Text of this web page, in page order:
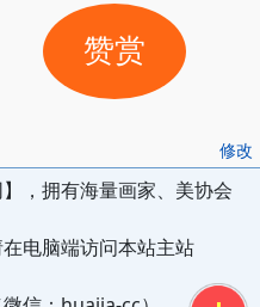
赞赏
修改
，拥有海量画家、美协会
电脑端访问本站主站